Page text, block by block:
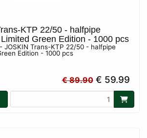
KTP 22/50 - halfpipe
Green Edition - 1000 pcs
JOSKIN Trans-KTP 22/50 - halfpipe
Edition - 1000 pcs
€ 89.90€ 59.99